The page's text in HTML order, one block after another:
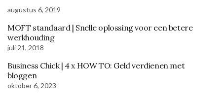
augustus 6, 2019
MOFT standaard | Snelle oplossing voor een betere
werkhouding
juli 21, 2018
Business Chick | 4 x HOW TO: Geld verdienen met
bloggen
oktober 6, 2023